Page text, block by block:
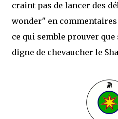
craint pas de lancer des
wonder" en
ce qui semble prouver
digne de chevaucher le